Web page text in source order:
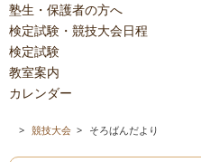
塾生・保護者の方へ
検定試験・競技大会日程
検定試験
教室案内
カレンダー
> 競技大会 > そろばんだより